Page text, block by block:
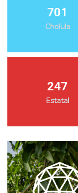
701
Cholula
247
Estatal